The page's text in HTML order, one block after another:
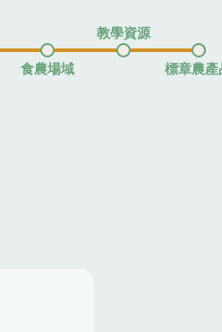
食農場域
教學資源
標章農產